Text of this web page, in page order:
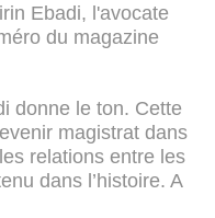
Ebadi, l'avocate
du magazine
donne le ton. Cette
magistrat dans
relations entre les
dans l’histoire. A